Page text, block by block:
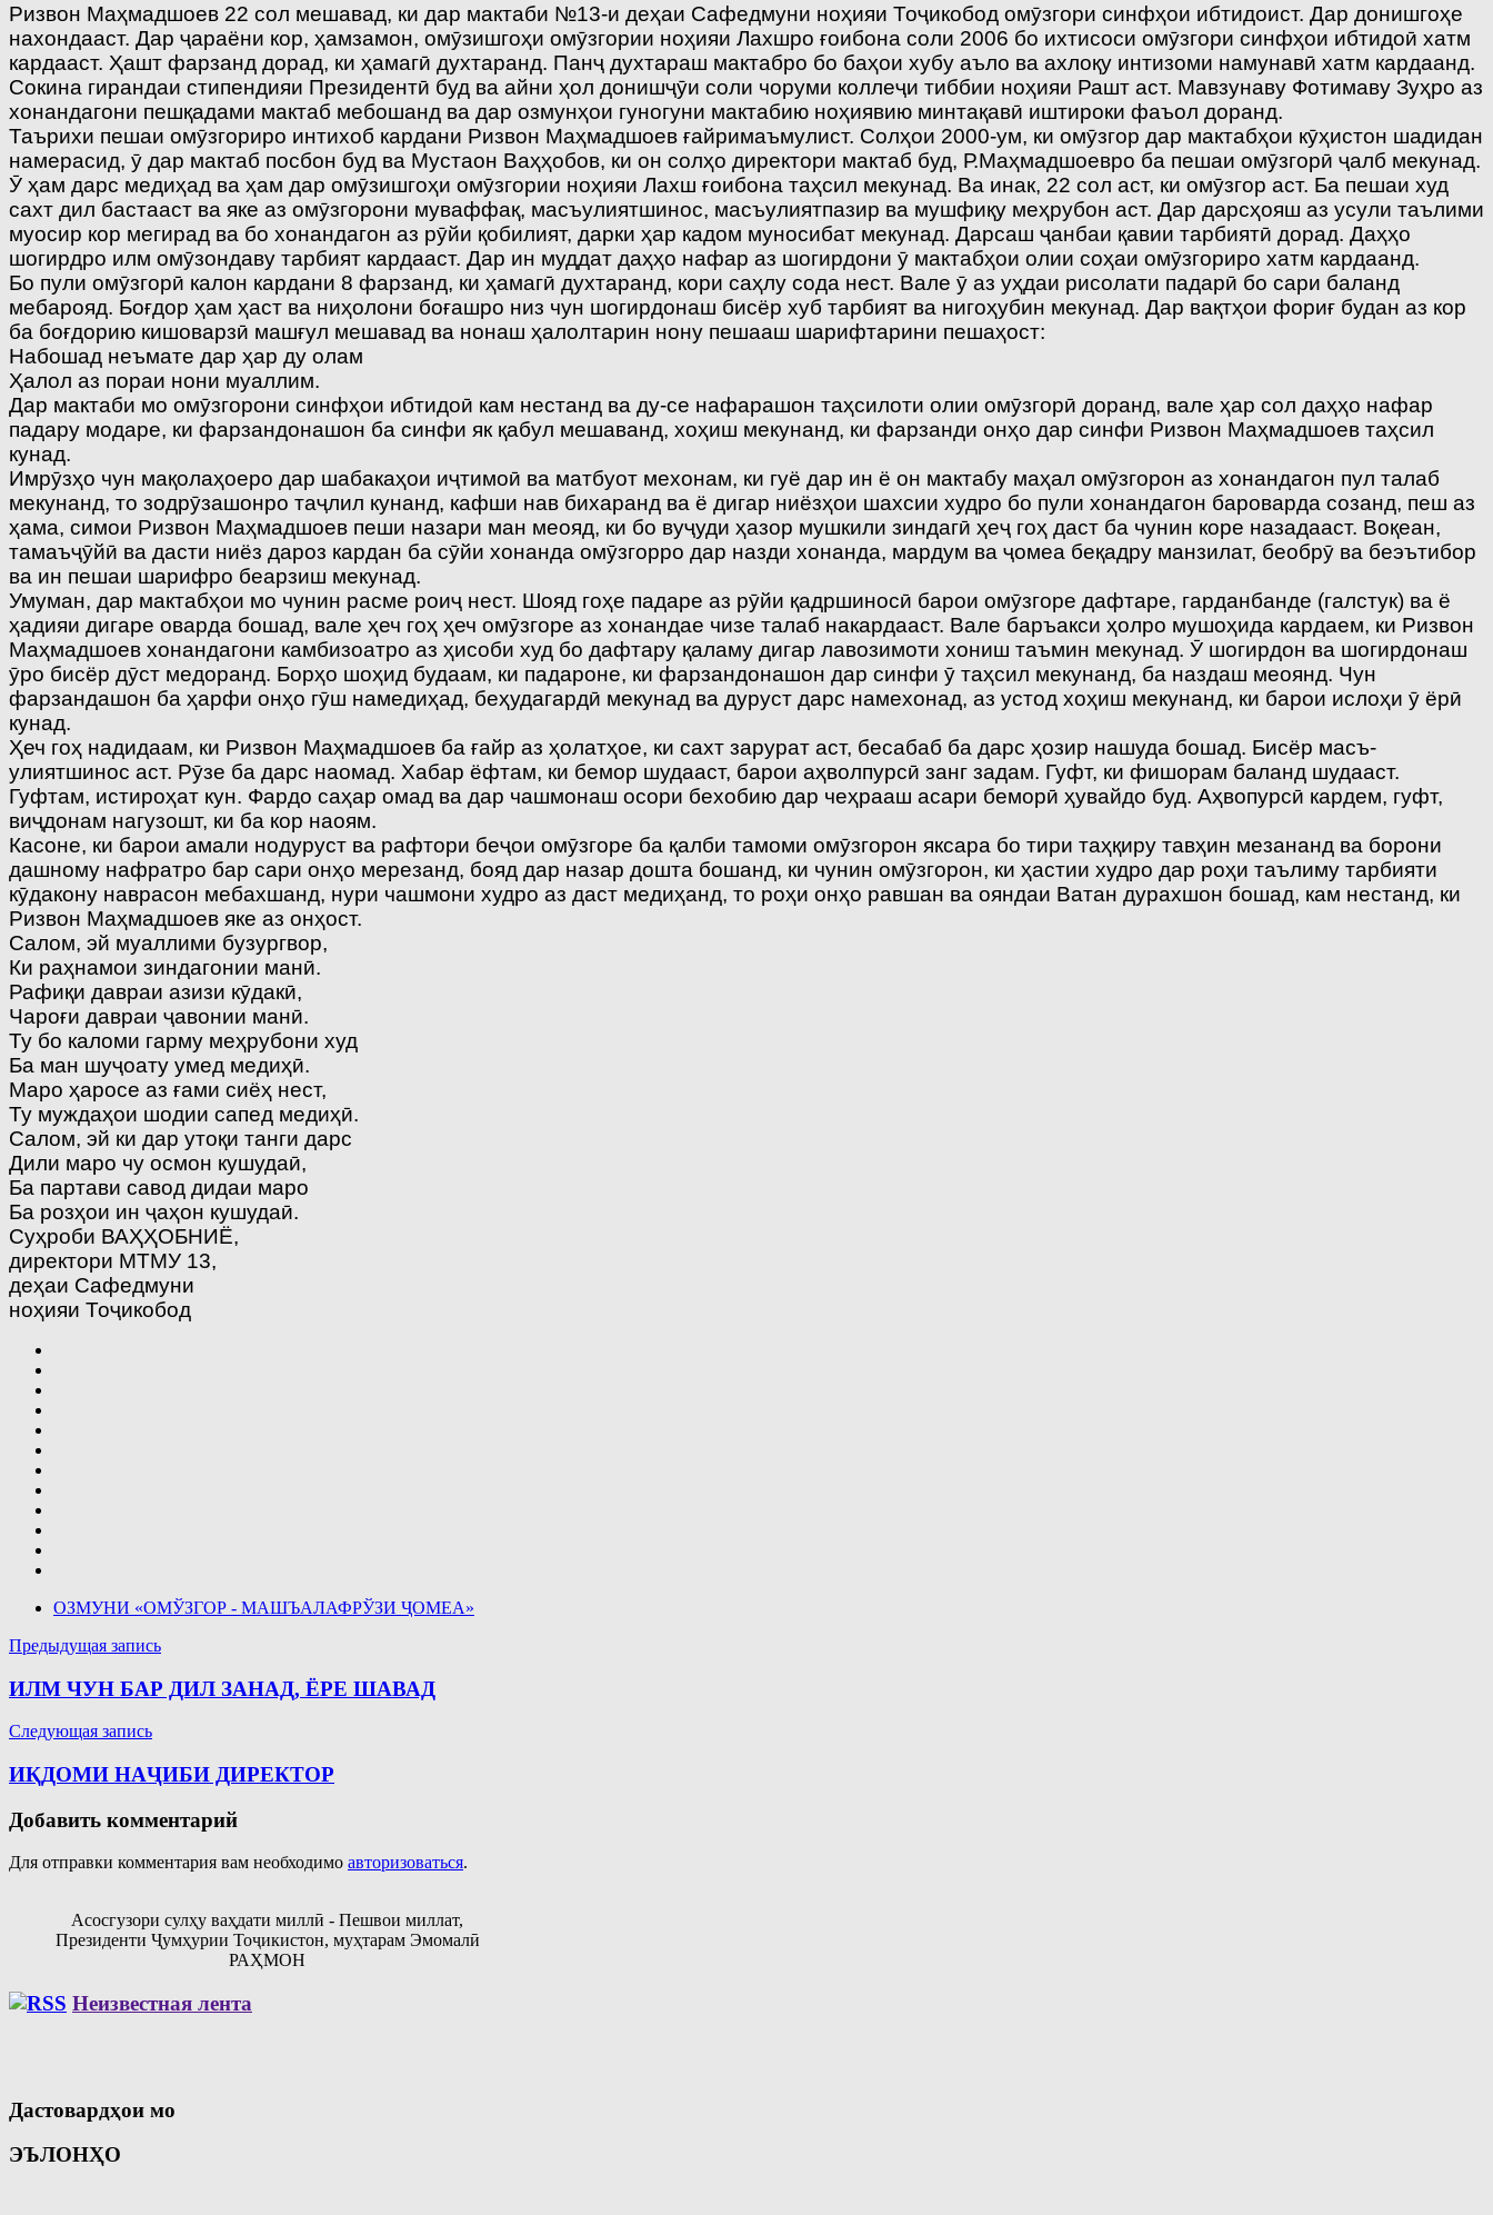
Ризвон Маҳмадшоев 22 сол мешавад, ки дар мактаби №13-и деҳаи Сафедмуни ноҳияи Тоҷикобод омӯзгори синфҳои ибтидоист. Дар донишгоҳе
нахондааст. Дар ҷараёни кор, ҳамзамон, омӯзишгоҳи омӯзгории ноҳияи Лахшро ғоибона соли 2006 бо ихтисоси омӯзгори синфҳои ибтидоӣ хатм
кардааст. Ҳашт фарзанд дорад, ки ҳамагӣ духтаранд. Панҷ духтараш мактабро бо баҳои хубу аъло ва ахлоқу интизоми намунавӣ хатм кардаанд.
Сокина гирандаи стипендияи Президентӣ буд ва айни ҳол донишҷӯи соли чоруми коллеҷи тиббии ноҳияи Рашт аст. Мавзунаву Фотимаву Зуҳро аз
хонандагони пешқадами мактаб мебошанд ва дар озмунҳои гуногуни мактабию ноҳиявию минтақавӣ иштироки фаъол доранд.
Таърихи пешаи омӯзгориро интихоб кардани Ризвон Маҳмадшоев ғайримаъмулист. Солҳои 2000-ум, ки омӯзгор дар мактабҳои кӯҳистон шадидан
намерасид, ӯ дар мактаб посбон буд ва Мустаон Ваҳҳобов, ки он солҳо директори мактаб буд, Р.Маҳмадшоевро ба пешаи омӯзгорӣ ҷалб мекунад.
Ӯ ҳам дарс медиҳад ва ҳам дар омӯзишгоҳи омӯзгории ноҳияи Лахш ғоибона таҳсил мекунад. Ва инак, 22 сол аст, ки омӯзгор аст. Ба пешаи худ
сахт дил бастааст ва яке аз омӯзгорони муваффақ, масъулиятшинос, масъулиятпазир ва мушфиқу меҳрубон аст. Дар дарсҳояш аз усули таълими
муосир кор мегирад ва бо хонандагон аз рӯйи қобилият, дарки ҳар кадом муносибат мекунад. Дарсаш ҷанбаи қавии тарбиятӣ дорад. Даҳҳо
шогирдро илм омӯзондаву тарбият кардааст. Дар ин муддат даҳҳо нафар аз шогирдони ӯ мактабҳои олии соҳаи омӯзгориро хатм кардаанд.
Бо пули омӯзгорӣ калон кардани 8 фарзанд, ки ҳамагӣ духтаранд, кори саҳлу сода нест. Вале ӯ аз уҳдаи рисолати падарӣ бо сари баланд
мебарояд. Боғдор ҳам ҳаст ва ниҳолони боғашро низ чун шогирдонаш бисёр хуб тарбият ва нигоҳубин мекунад. Дар вақтҳои фориғ будан аз кор
ба боғдорию кишоварзӣ машғул мешавад ва нонаш ҳалолтарин нону пешааш шарифтарини пешаҳост:
Набошад неъмате дар ҳар ду олам
Ҳалол аз пораи нони муаллим.
Дар мактаби мо омӯзгорони синфҳои ибтидоӣ кам нестанд ва ду-се нафарашон таҳсилоти олии омӯзгорӣ доранд, вале ҳар сол даҳҳо нафар
падару модаре, ки фарзандонашон ба синфи як қабул мешаванд, хоҳиш мекунанд, ки фарзанди онҳо дар синфи Ризвон Маҳмадшоев таҳсил
кунад.
Имрӯзҳо чун мақолаҳоеро дар шабакаҳои иҷтимоӣ ва матбуот мехонам, ки гуё дар ин ё он мактабу маҳал омӯзгорон аз хонандагон пул талаб
мекунанд, то зодрӯзашонро таҷлил кунанд, кафши нав бихаранд ва ё дигар ниёзҳои шахсии худро бо пули хонандагон бароварда созанд, пеш аз
ҳама, симои Ризвон Маҳмадшоев пеши назари ман меояд, ки бо вуҷуди ҳазор мушкили зиндагӣ ҳеҷ гоҳ даст ба чунин коре назадааст. Воқеан,
тамаъҷӯйӣ ва дасти ниёз дароз кардан ба сӯйи хонанда омӯзгорро дар назди хонанда, мардум ва ҷомеа беқадру манзилат, беобрӯ ва беэътибор
ва ин пешаи шарифро беарзиш мекунад.
Умуман, дар мактабҳои мо чунин расме роиҷ нест. Шояд гоҳе падаре аз рӯйи қадршиносӣ барои омӯзгоре дафтаре, гарданбанде (галстук) ва ё
ҳадияи дигаре оварда бошад, вале ҳеч гоҳ ҳеч омӯзгоре аз хонандае чизе талаб накардааст. Вале баръакси ҳолро мушоҳида кардаем, ки Ризвон
Маҳмадшоев хонандагони камбизоатро аз ҳисоби худ бо дафтару қаламу дигар лавозимоти хониш таъмин мекунад. Ӯ шогирдон ва шогирдонаш
ӯро бисёр дӯст медоранд. Борҳо шоҳид будаам, ки падароне, ки фарзандонашон дар синфи ӯ таҳсил мекунанд, ба наздаш меоянд. Чун
фарзандашон ба ҳарфи онҳо гӯш намедиҳад, беҳудагардӣ мекунад ва дуруст дарс намехонад, аз устод хоҳиш мекунанд, ки барои ислоҳи ӯ ёрӣ
кунад.
Ҳеч гоҳ надидаам, ки Ризвон Маҳмадшоев ба ғайр аз ҳолатҳое, ки сахт зарурат аст, бесабаб ба дарс ҳозир нашуда бошад. Бисёр масъ-
улиятшинос аст. Рӯзе ба дарс наомад. Хабар ёфтам, ки бемор шудааст, барои аҳволпурсӣ занг задам. Гуфт, ки фишорам баланд шудааст.
Гуфтам, истироҳат кун. Фардо саҳар омад ва дар чашмонаш осори бехобию дар чеҳрааш асари беморӣ ҳувайдо буд. Аҳвопурсӣ кардем, гуфт,
виҷдонам нагузошт, ки ба кор наоям.
Касоне, ки барои амали нодуруст ва рафтори беҷои омӯзгоре ба қалби тамоми омӯзгорон яксара бо тири таҳқиру тавҳин мезананд ва борони
дашному нафратро бар сари онҳо мерезанд, бояд дар назар дошта бошанд, ки чунин омӯзгорон, ки ҳастии худро дар роҳи таълиму тарбияти
кӯдакону наврасон мебахшанд, нури чашмони худро аз даст медиҳанд, то роҳи онҳо равшан ва ояндаи Ватан дурахшон бошад, кам нестанд, ки
Ризвон Маҳмадшоев яке аз онҳост.
Салом, эй муаллими бузургвор,
Ки раҳнамои зиндагонии манӣ.
Рафиқи давраи азизи кӯдакӣ,
Чароғи давраи ҷавонии манӣ.
Ту бо каломи гарму меҳрубони худ
Ба ман шуҷоату умед медиҳӣ.
Маро ҳаросе аз ғами сиёҳ нест,
Ту муждаҳои шодии сапед медиҳӣ.
Салом, эй ки дар утоқи танги дарс
Дили маро чу осмон кушудаӣ,
Ба партави савод дидаи маро
Ба розҳои ин ҷаҳон кушудаӣ.
Суҳроби ВАҲҲОБНИЁ,
директори МТМУ 13,
деҳаи Сафедмуни
ноҳияи Тоҷикобод
ОЗМУНИ «ОМЎЗГОР - МАШЪАЛАФРЎЗИ ҶОМЕА»
Навигация
по
Предыдущая запись
ИЛМ ЧУН БАР ДИЛ ЗАНАД, ЁРЕ ШАВАД
Следующая запись
ИҚДОМИ НАҶИБИ ДИРЕКТОР
Добавить комментарий
Для отправки комментария вам необходимо авторизоваться.
Асосгузори сулҳу ваҳдати миллӣ - Пешвои миллат,
Президенти Ҷумҳурии Тоҷикистон, муҳтарам Эмомалӣ
РАҲМОН
Неизвестная лента
Дастовардҳои мо
ЭЪЛОНҲО